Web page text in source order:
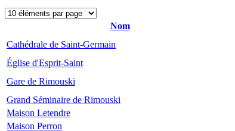
Nom
Cathédrale de Saint-Germain
Église d'Esprit-Saint
Gare de Rimouski
Grand Séminaire de Rimouski
Maison Letendre
Maison Perron